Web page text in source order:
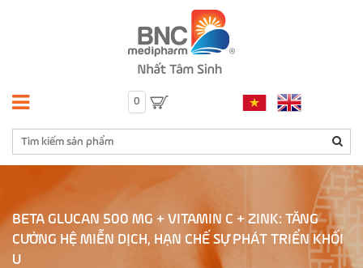
0
BETA GLUCAN 500 MG + VITAMIN C + ZINK: TĂNG
CƯỜNG HỆ MIỄN DỊCH, HẠN CHẾ SỰ PHÁT TRIỂN KHỐI
U